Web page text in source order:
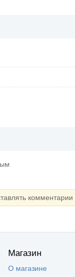
комментарии
Магазин
О магазине